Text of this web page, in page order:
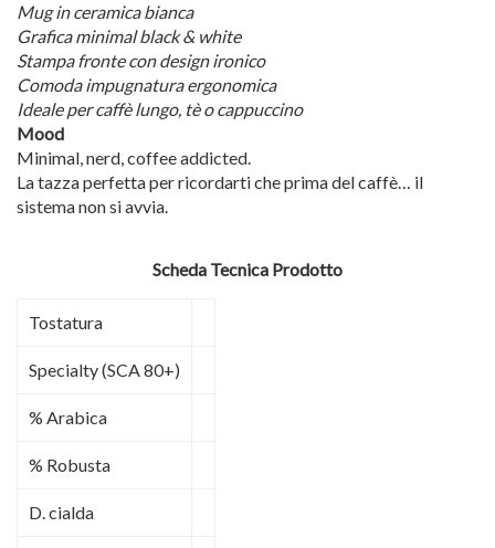
Mug in ceramica bianca
Grafica minimal black & white
Stampa fronte con design ironico
Comoda impugnatura ergonomica
Ideale per caffè lungo, tè o cappuccino
Mood
Minimal, nerd, coffee addicted.
La tazza perfetta per ricordarti che prima del caffè… il
sistema non si avvia.
Scheda Tecnica Prodotto
Tostatura
Specialty (SCA 80+)
% Arabica
% Robusta
D. cialda